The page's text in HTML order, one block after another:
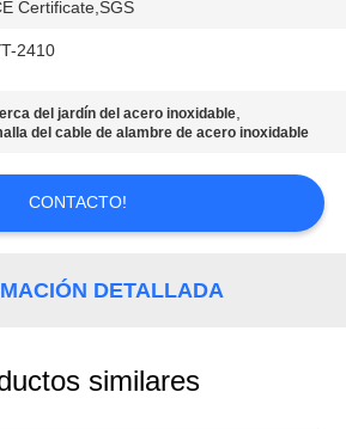
Certificate,SGS
2410
del jardín del acero inoxidable,
del cable de alambre de acero inoxidable
CONTACTO!
DETALLADA
similares